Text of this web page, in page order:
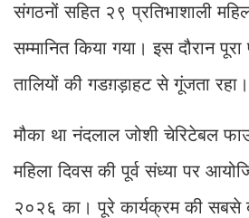
संगठनों सहित २९ प्रतिभाशाली
सम्मानित किया गया। इस दौरान
तालियों की गडग़ड़ाहट से गूंजता रहा।
मौका था नंदलाल जोशी चेरिटेबल
महिला दिवस की पूर्व संध्या पर
२०२६ का। पूरे कार्यक्रम की सबसे